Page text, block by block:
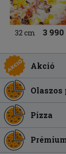
32 cm 3
Akció
Olaszos
Pizza